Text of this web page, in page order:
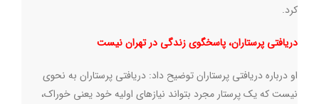
کرد.
دریافتی پرستاران، پاسخگوی زندگی در تهران نیست
او درباره دریافتی پرستاران توضیح داد: دریافتی پرستاران به نحوی
نیست که یک پرستار مجرد بتواند نیازهای اولیه خود یعنی خوراک،